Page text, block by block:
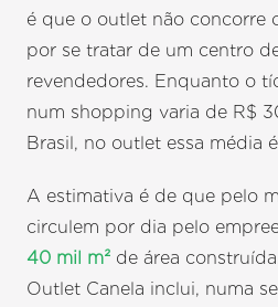
é que o outlet não concorre
por se tratar de um centro
revendedores. Enquanto o
num shopping varia de R$
Brasil, no outlet essa média
A estimativa é de que pelo
circulem por dia pelo
40 mil m² de área
Outlet Canela inclui, numa